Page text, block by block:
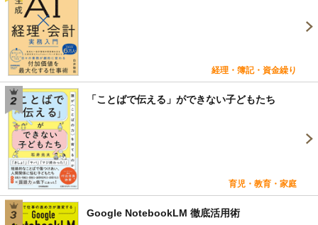
経理・簿記・資金繰り
「ことばで伝える」ができない子どもたち
育児・教育・家庭
Google NotebookLM 徹底活用術